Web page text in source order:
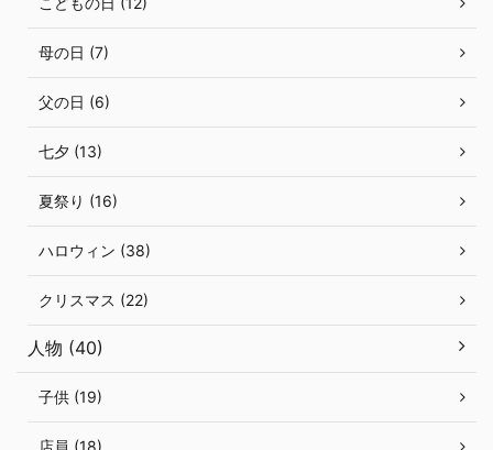
母の日 (7)
父の日 (6)
七夕 (13)
夏祭り (16)
ハロウィン (38)
クリスマス (22)
人物 (40)
子供 (19)
店員 (18)